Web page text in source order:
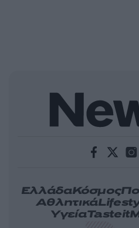
ΕλλάδαΚόσμος
Αθλητικά
ΥγείαTasteit